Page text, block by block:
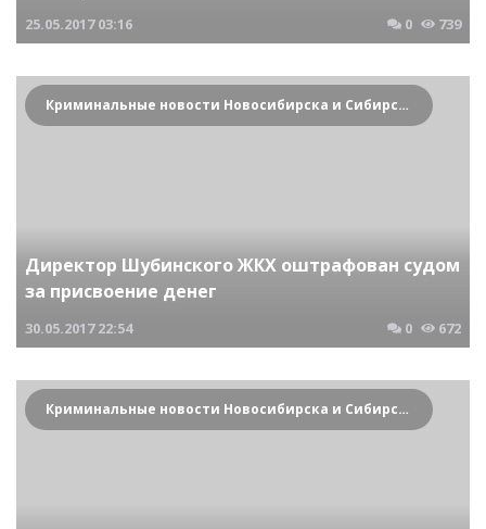
25.05.2017 03:16 0 739
Криминальные новости Новосибирска и Сибирского региона
Директор Шубинского ЖКХ оштрафован судом
за присвоение денег
30.05.2017 22:54 0 672
Криминальные новости Новосибирска и Сибирского региона